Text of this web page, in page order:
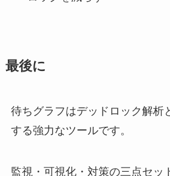
最後に
待ちグラフはデッドロック解析
する強力なツールです。
監視・可視化・対策の三点セッ